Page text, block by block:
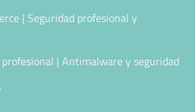
| Seguridad profesional y
| Antimalware y seguridad